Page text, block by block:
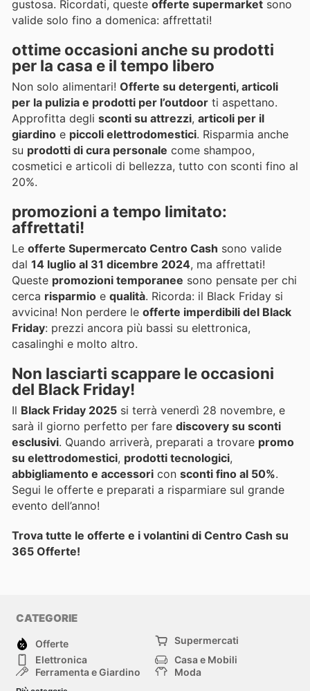
gustosa. Ricordati, queste offerte supermarket sono
valide solo fino a domenica: affrettati!
ottime occasioni anche su prodotti
per la casa e il tempo libero
Non solo alimentari! Offerte su detergenti, articoli
per la pulizia e prodotti per l’outdoor ti aspettano.
Approfitta degli sconti su attrezzi, articoli per il
giardino e piccoli elettrodomestici. Risparmia anche
su prodotti di cura personale come shampoo,
cosmetici e articoli di bellezza, tutto con sconti fino al
20%.
promozioni a tempo limitato:
affrettati!
Le offerte Supermercato Centro Cash sono valide
dal 14 luglio al 31 dicembre 2024, ma affrettati!
Queste promozioni temporanee sono pensate per chi
cerca risparmio e qualità. Ricorda: il Black Friday si
avvicina! Non perdere le offerte imperdibili del Black
Friday: prezzi ancora più bassi su elettronica,
casalinghi e molto altro.
Non lasciarti scappare le occasioni
del Black Friday!
Il Black Friday 2025 si terrà venerdì 28 novembre, e
sarà il giorno perfetto per fare discovery su sconti
esclusivi. Quando arriverà, preparati a trovare promo
su elettrodomestici, prodotti tecnologici,
abbigliamento e accessori con sconti fino al 50%.
Segui le offerte e preparati a risparmiare sul grande
evento dell’anno!
Trova tutte le offerte e i volantini di Centro Cash su
365 Offerte!
CATEGORIE
Offerte
Supermercati
Elettronica
Casa e Mobili
Ferramenta e Giardino
Moda